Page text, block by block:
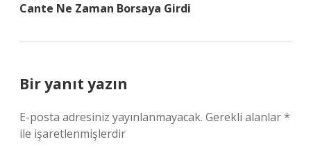
Cante Ne Zaman Borsaya Girdi
Bir yanıt yazın
E-posta adresiniz yayınlanmayacak. Gerekli alanlar*
ile işaretlenmişlerdir